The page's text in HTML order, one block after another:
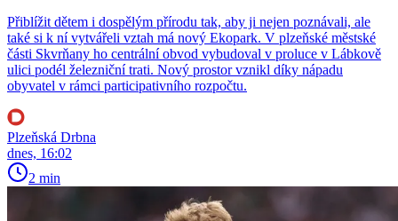
Přiblížit dětem i dospělým přírodu tak, aby ji nejen poznávali, ale
také si k ní vytvářeli vztah má nový Ekopark. V plzeňské městské
části Skvrňany ho centrální obvod vybudoval v proluce v Lábkově
ulici podél železniční trati. Nový prostor vznikl díky nápadu
obyvatel v rámci participativního rozpočtu.
Plzeňská Drbna
dnes, 16:02
2 min